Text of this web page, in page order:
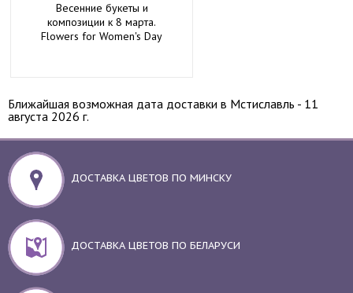
Весенние букеты и
композиции к 8 марта.
Flowers for Women's Day
Ближайшая возможная дата доставки в Мстиславль - 11
августа 2026 г.
ДОСТАВКА ЦВЕТОВ ПО МИНСКУ
ДОСТАВКА ЦВЕТОВ ПО БЕЛАРУСИ